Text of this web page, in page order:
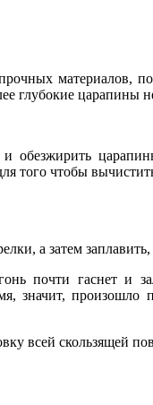
материалов,
глубокие царапины
обезжирить
того чтобы
а затем
почти гаснет и
значит, произошло
всей скользящей